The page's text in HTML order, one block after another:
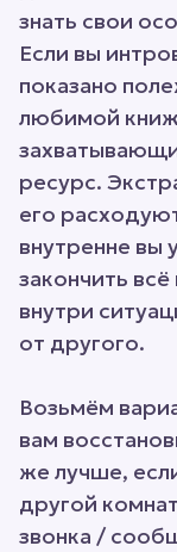
знать свои
Если вы
показано
любимой
ресурс.
его
внутренне вы
закончить
внутри
от другого.
Возьмём
вам
же лучше,
другой
звонка /